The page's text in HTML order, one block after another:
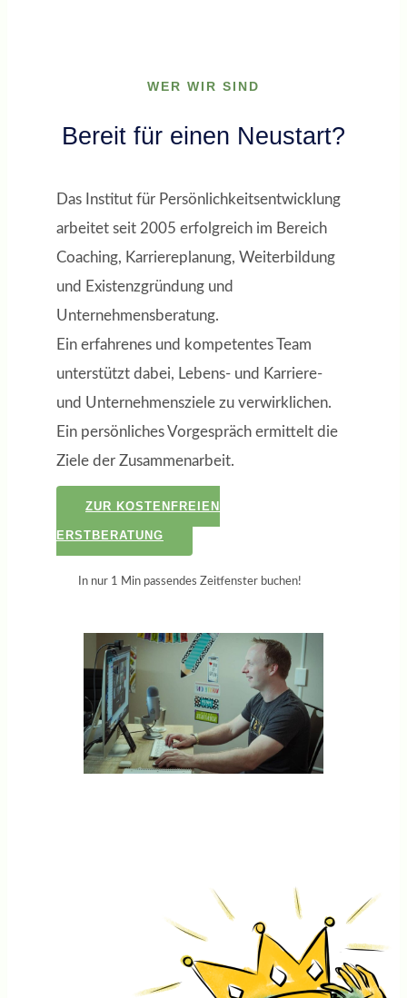
WER WIR SIND
Bereit für einen Neustart?
Das Institut für Persönlichkeitsentwicklung
arbeitet seit 2005 erfolgreich im Bereich
Coaching, Karriereplanung, Weiterbildung
und Existenzgründung und
Unternehmensberatung.
Ein erfahrenes und kompetentes Team
unterstützt dabei, Lebens- und Karriere-
und Unternehmensziele zu verwirklichen.
Ein persönliches Vorgespräch ermittelt die
Ziele der Zusammenarbeit.
ZUR KOSTENFREIEN
ERSTBERATUNG
In nur 1 Min passendes Zeitfenster buchen!